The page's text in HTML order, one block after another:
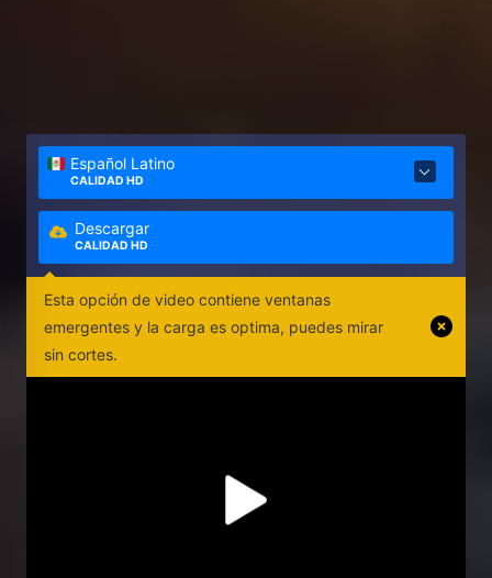
Español Latino
CALIDAD HD
Descargar
CALIDAD HD
Esta opción de video contiene ventanas
emergentes y la carga es optima, puedes mirar
sin cortes.